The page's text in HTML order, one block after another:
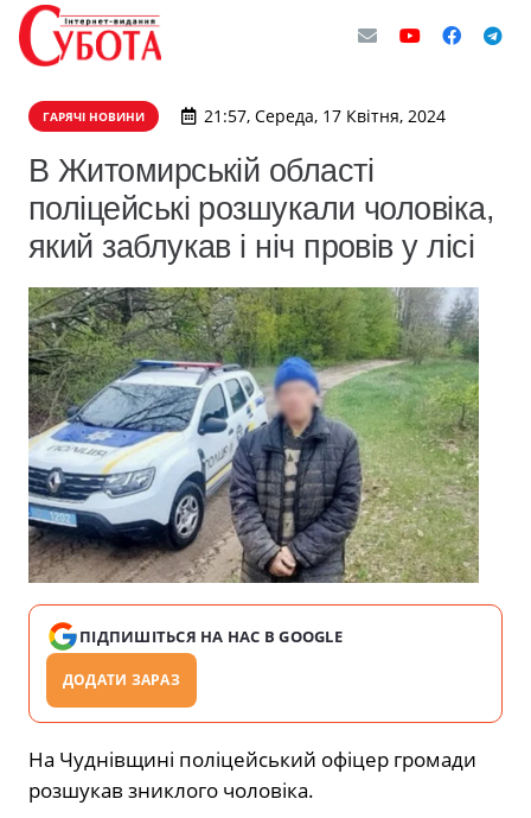
ГАРЯЧІ НОВИНИ 21:57, Середа, 17 Квітня, 2024
В Житомирській області
поліцейські розшукали чоловіка,
який заблукав і ніч провів у лісі
ПІДПИШІТЬСЯ НА НАС В GOOGLE
ДОДАТИ ЗАРАЗ
На Чуднівщині поліцейський офіцер громади
розшукав зниклого чоловіка.